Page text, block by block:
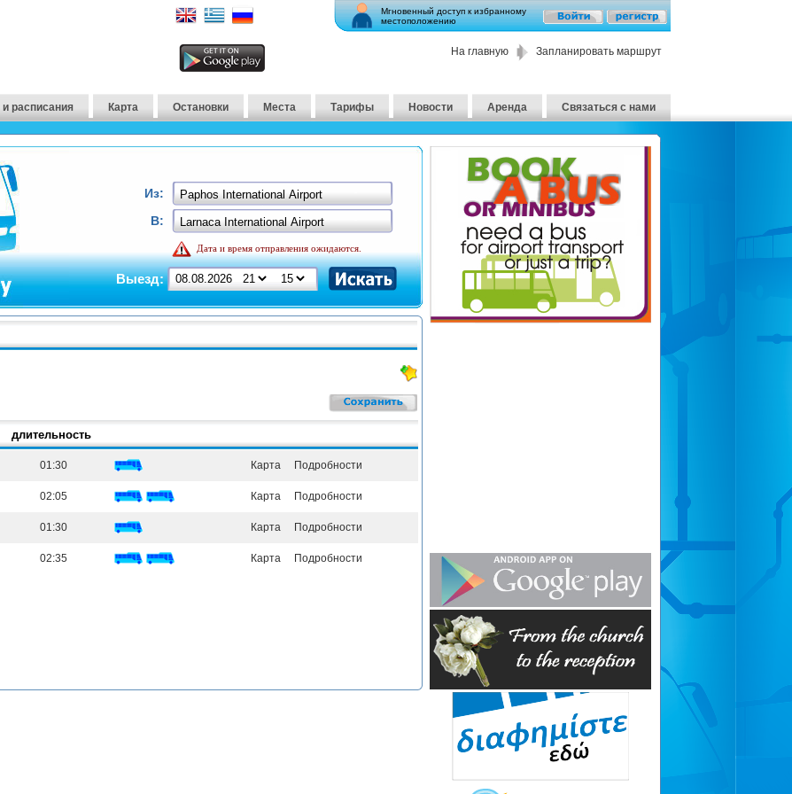
Мгновенный доступ к избранному
местоположению
На главную Запланировать маршрут
расписания Карта Остановки Места Тарифы Новости Аренда Связаться с нами
Из:
В:
Дата и время отправления ожидаются.
Выезд:
длительность
01:30 Карта Подробности
02:05 Карта Подробности
01:30 Карта Подробности
02:35 Карта Подробности